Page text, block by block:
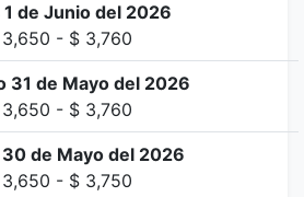
1 de Junio del 2026
- $ 3,760
31 de Mayo del 2026
- $ 3,760
30 de Mayo del 2026
- $ 3,750